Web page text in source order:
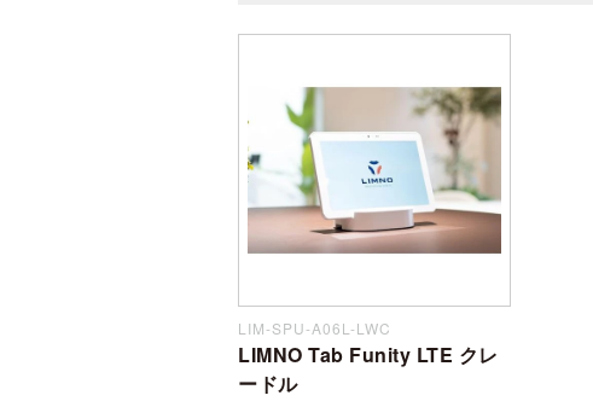
LIM-SPU-A06L-LWC
LIMNO Tab Funity LTE クレ
ードル